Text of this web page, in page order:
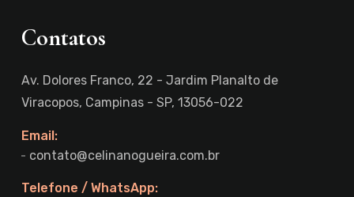
Contatos
Av. Dolores Franco, 22 - Jardim Planalto de
Viracopos, Campinas - SP, 13056-022
Email:
contato@celinanogueira.com.br
Telefone / WhatsApp: